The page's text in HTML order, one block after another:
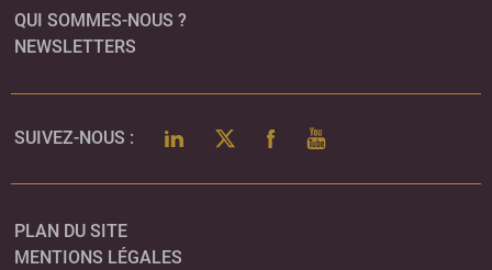
QUI SOMMES-NOUS ?
NEWSLETTERS
SUIVEZ-NOUS : LINKEDINTWITTERFACEBOOK
YOUTUBE
PLAN DU SITE
MENTIONS LÉGALES